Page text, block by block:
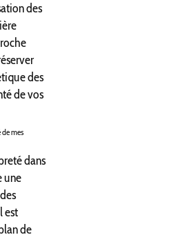
des
des
de vos
mes
dans
une
est
de